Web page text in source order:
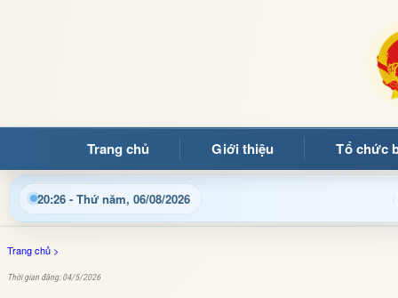
Trang chủ Giới thiệu Tổ chức
20:26 - Thứ năm, 06/08/2026
Chào mừng quý bạn đọc đến với Trang thông tin điện tử xã
Trang chủ >
Thời gian đăng: 04/5/2026